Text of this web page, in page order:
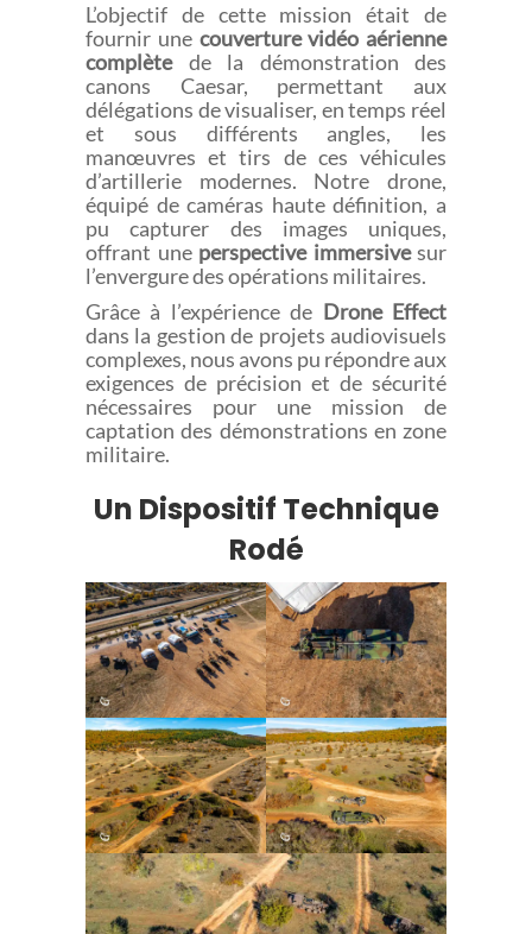
L’objectif de cette mission était de
fournir une couverture vidéo aérienne
complètede la démonstration des
canons Caesar, permettant aux
délégations de visualiser, en temps réel
et sous différents angles, les
manœuvres et tirs de ces véhicules
d’artillerie modernes. Notre drone,
équipé de caméras haute définition, a
pu capturer des images uniques,
offrant une perspective immersivesur
l’envergure des opérations militaires.
Grâce à l’expérience de Drone Effect
dans la gestion de projets audiovisuels
complexes, nous avons pu répondre aux
exigences de précision et de sécurité
nécessaires pour une mission de
captation des démonstrations en zone
militaire.
Un Dispositif Technique
Rodé